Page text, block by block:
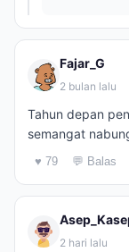
Fajar_G
2 bulan lalu
Tahun depan
semangat
♥ 79 💬 Balas
2 hari lalu